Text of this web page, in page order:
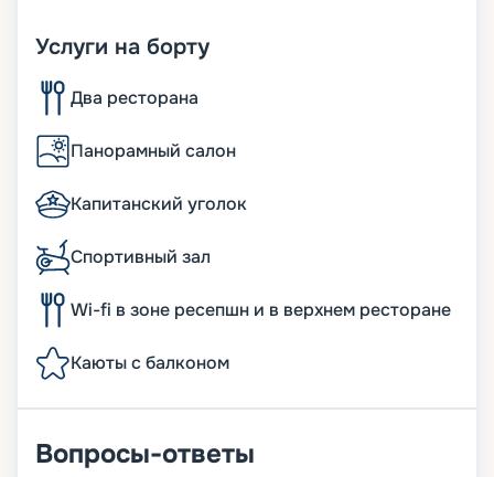
Услуги на борту
Два ресторана
Панорамный салон
Капитанский уголок
Спортивный зал
Wi-fi в зоне ресепшн и в верхнем ресторане
Каюты с балконом
Вопросы-ответы